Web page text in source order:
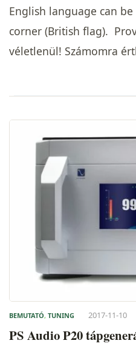
English language can
corner (British flag).
véletlenül! Számomra
BEMUTATÓ, TUNING 2017-11-10
PS Audio P20